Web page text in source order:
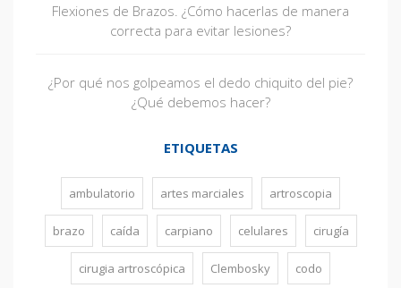
Flexiones de Brazos. ¿Cómo hacerlas de manera
correcta para evitar lesiones?
¿Por qué nos golpeamos el dedo chiquito del pie?
¿Qué debemos hacer?
ETIQUETAS
ambulatorio artes marciales artroscopia
brazo caída carpiano celulares cirugía
cirugia artroscópica Clembosky codo